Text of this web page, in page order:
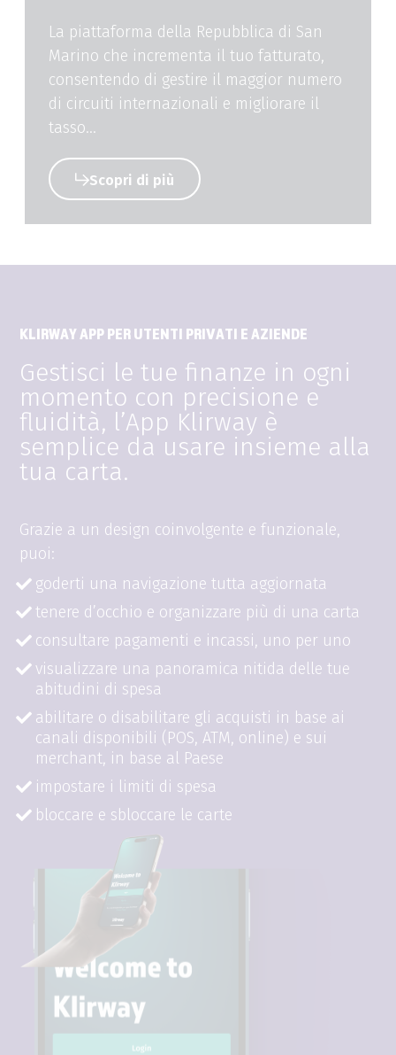
La piattaforma della Repubblica di San
Marino che incrementa il tuo fatturato,
consentendo di gestire il maggior numero
di circuiti internazionali e migliorare il
tasso...
Scopri di più
KLIRWAY APP PER UTENTI PRIVATI E AZIENDE
Gestisci le tue finanze in ogni
momento con precisione e
fluidità, l’App Klirway è
semplice da usare insieme alla
tua carta.
Grazie a un design coinvolgente e funzionale,
puoi:
goderti una navigazione tutta aggiornata
tenere d’occhio e organizzare più di una carta
consultare pagamenti e incassi, uno per uno
visualizzare una panoramica nitida delle tue
abitudini di spesa
abilitare o disabilitare gli acquisti in base ai
canali disponibili (POS, ATM, online) e sui
merchant, in base al Paese
impostare i limiti di spesa
bloccare e sbloccare le carte